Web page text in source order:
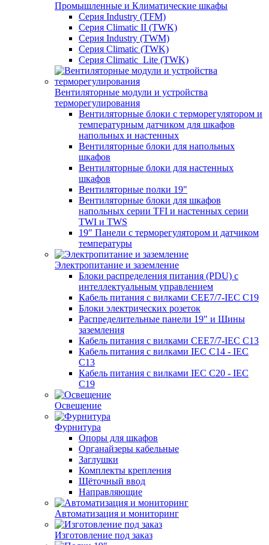
Промышленные и Климатические шкафы
Серия Industry (TFM)
Серия Climatic II (TWK)
Серия Industry (TWM)
Серия Climatic (TWK)
Серия Climatic_Lite (TWK)
Вентиляторные модули и устройства
терморегулирования
Вентиляторные блоки с терморегулятором и
температурным датчиком для шкафов
напольных и настенных
Вентиляторные блоки для напольных
шкафов
Вентиляторные блоки для настенных
шкафов
Вентиляторные полки 19"
Вентиляторные блоки для шкафов
напольных серии TFI и настенных серии
TWI и TWS
19" Панели с терморегулятором и датчиком
температуры
Электропитание и заземление
Блоки распределения питания (PDU) с
интеллектуальным управлением
Кабель питания с вилками CEE7/7-IEC C19
Блоки электрических розеток
Распределительные панели 19" и Шины
заземления
Кабель питания с вилками CEE7/7-IEC C13
Кабель питания с вилками IEC C14 - IEC
C13
Кабель питания с вилками IEC C20 - IEC
C19
Освещение
Фурнитура
Опоры для шкафов
Органайзеры кабельные
Заглушки
Комплекты крепления
Щёточный ввод
Направляющие
Автоматизация и мониторинг
Изготовление под заказ